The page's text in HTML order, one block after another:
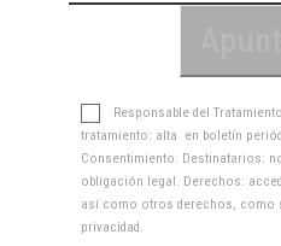
Responsable del
tratamiento: alta en boletín
Consentimiento. Destinatarios:
obligación legal. Derechos:
así como otros derechos, como
privacidad .